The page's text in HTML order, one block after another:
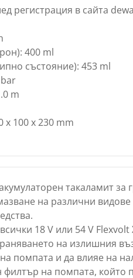
регистрация в сайта
400 ml
състояние): 453 ml
m
x 100 x 230 mm
такаламит за
на различни видове
18 V или 54 V
на излишния
помпата и да влияе на
на помпата, който